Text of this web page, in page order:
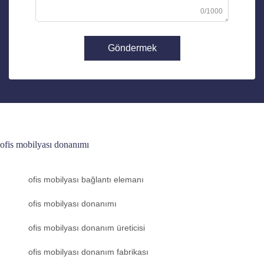
0/1000
Göndermek
ofis mobilyası donanımı
ofis mobilyası bağlantı elemanı
ofis mobilyası donanımı
ofis mobilyası donanım üreticisi
ofis mobilyası donanım fabrikası